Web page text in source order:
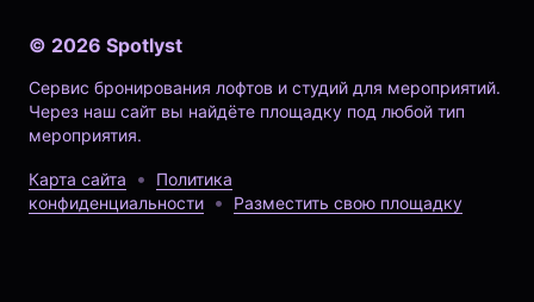
© 2026 Spotlyst
Сервис бронирования лофтов и студий для мероприятий.
Через наш сайт вы найдёте площадку под любой тип
мероприятия.
Карта сайта
Политика
конфиденциальности
Разместить свою площадку